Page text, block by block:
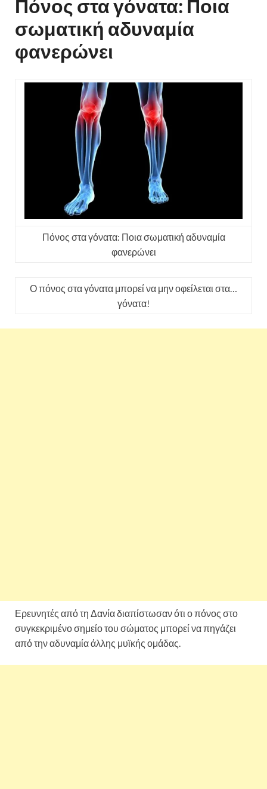
Πόνος στα γόνατα: Ποια
σωματική αδυναμία
φανερώνει
Πόνος στα γόνατα: Ποια σωματική αδυναμία
φανερώνει
Ο πόνος στα γόνατα μπορεί να μην οφείλεται στα…
γόνατα!
Ερευνητές από τη Δανία διαπίστωσαν ότι ο πόνος στο
συγκεκριμένο σημείο του σώματος μπορεί να πηγάζει
από την αδυναμία άλλης μυϊκής ομάδας.